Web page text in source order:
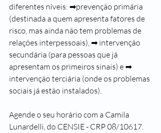
diferentes níveis: ➡prevenção primária
(destinada a quem apresenta fatores de
risco, mas ainda não tem problemas de
relações interpessoais), ➡ intervenção
secundária (para pessoas que já
apresentam os primeiros sinais) e ➡
intervenção terciária (onde os problemas
sociais já estão instalados).
Agende o seu horário com a Camila
Lunardelli, do CENSIE - CRP 08/10617.